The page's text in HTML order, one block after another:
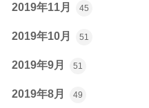
2019年11月 45
2019年10月 51
2019年9月 51
2019年8月 49